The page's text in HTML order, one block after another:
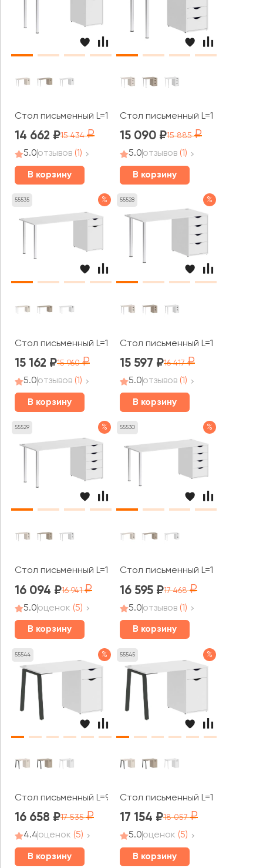
Стол письменный L=1580мм VR.SP-3-158.1 Хоум Офис /
14 662 15 434
5.0отзывов (1)
В корзину
Стол письменный L=1180мм
15 090 15 885
5.0отзывов (1)
В корзину
55535 %
Стол письменный L=1780мм VR.SP-3-178.1 Хоум Офис /
15 162 15 960
5.0отзывов (1)
В корзину
55528 %
Стол письменный L=1380мм
15 597 16 417
5.0отзывов (1)
В корзину
55529 %
Стол письменный L=1580мм VR.SP-3-158.4 Хоум Офис /
16 094 16 941
5.0оценок (5)
В корзину
55530 %
Стол письменный L=1780мм
16 595 17 468
5.0отзывов (1)
В корзину
55544 %
Стол письменный L=980мм VR.SP-3-98.1.A Хоум Офис /
16 658 17 535
4.4оценок (5)
В корзину
55545 %
Стол письменный L=1180мм
17 154 18 057
5.0оценок (5)
В корзину